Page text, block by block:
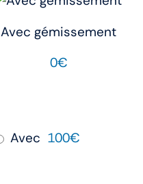
Avec gémissement
0€
Avec 100€